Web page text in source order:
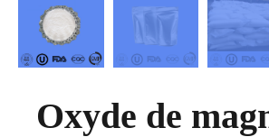
Oxyde de